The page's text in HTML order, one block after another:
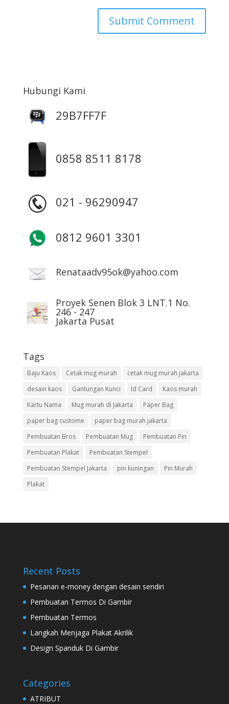
Hubungi Kami
29B7FF7F
0858 8511 8178
021 - 96290947
0812 9601 3301
Renataadv95ok@yahoo.com
Proyek Senen Blok 3 LNT.1 No.
246 - 247
Jakarta Pusat
Tags
Baju Kaos Cetak mug murah
cetak mug murah jakarta
desain kaos
Gantungan Kunci Id Card
Kaos murah
Kartu Nama
Mug murah di Jakarta
Paper Bag
paper bag custome
paper bag murah jakarta
Pembuatan Bros
Pembuatan Mug
Pembuatan Pin
Pembuatan Plakat
Pembuatan Stempel
Pembuatan Stempel Jakarta
pin kuningan
Pin Murah
Plakat
Recent Posts
Pesanan e-money dengan desain sendiri
Pembuatan Termos Di Gambir
Pembuatan Termos
Langkah Menjaga Plakat Akrilik
Design Spanduk Di Gambir
Categories
ATRIBUT